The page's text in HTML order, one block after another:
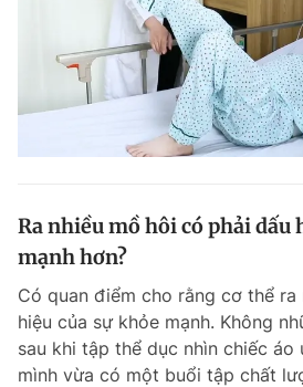
Hotline
0906 645 777
Liên hệ
0908
Quảng cáo RSS Tòa
Phó tổng biên tập: Lâm Hiếu Dũng
Phó tổng biên tập: Trần Việt Hưng
Tổng thư ký tòa soạn: Đức Trung
Giấy phép xuất bản số 110/GP - BTTTT
© 2003-2026 Bản quyền thuộc về Báo
dưới mọi hình thức nếu không có sự
Phát triển bởi ePi Technologies, JSC.
Ra nhiều mồ hôi có phải dấu
mạnh hơn?
Có quan điểm cho rằng cơ thể ra
hiệu của sự khỏe mạnh. Không
sau khi tập thể dục nhìn chiếc
mình vừa có một buổi tập chất